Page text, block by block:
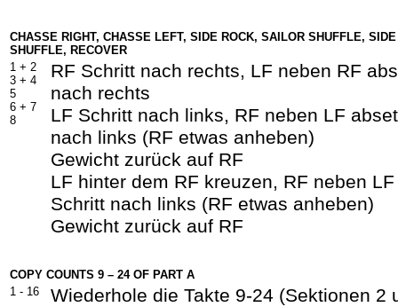
CHASSE RIGHT, CHASSE LEFT, SIDE ROCK, SAILOR SHUFFLE,
SHUFFLE, RECOVER
1 + 2
3 + 4
5
6 + 7
8
RF Schritt nach rechts, LF neben RF
nach rechts
LF Schritt nach links, RF neben LF
nach links (RF etwas anheben)
Gewicht zurück auf RF
LF hinter dem RF kreuzen, RF neben
Schritt nach links (RF etwas anheben)
Gewicht zurück auf RF
COPY COUNTS 9 – 24 OF PART A
1 - 16
Wiederhole die Takte 9-24 (Sektionen 2